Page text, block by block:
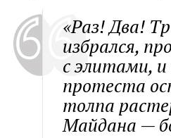
«Раз! Два!
избрался,
с элитами, и
протеста
толпа
Майдана —